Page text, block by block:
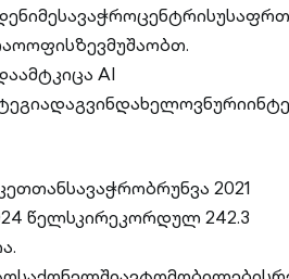
AI
2021
წელსკირეკორდულ 242.3